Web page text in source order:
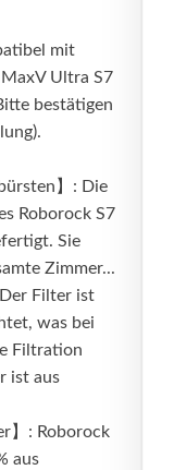
mit
MaxV Ultra S7
bestätigen
】: Die
Roborock S7
Sie
Zimmer...
Filter ist
was bei
Filtration
ist aus
】: Roborock
aus